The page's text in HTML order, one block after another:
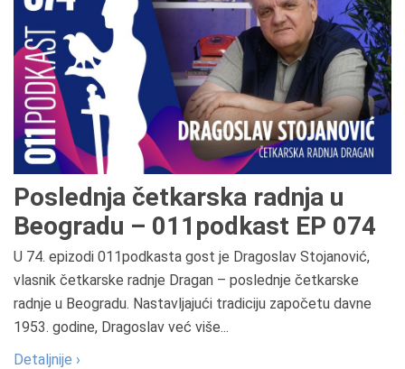
Poslednja četkarska radnja u
Beogradu – 011podkast EP 074
U 74. epizodi 011podkasta gost je Dragoslav Stojanović,
vlasnik četkarske radnje Dragan – poslednje četkarske
radnje u Beogradu. Nastavljajući tradiciju započetu davne
1953. godine, Dragoslav već više...
Detaljnije ›